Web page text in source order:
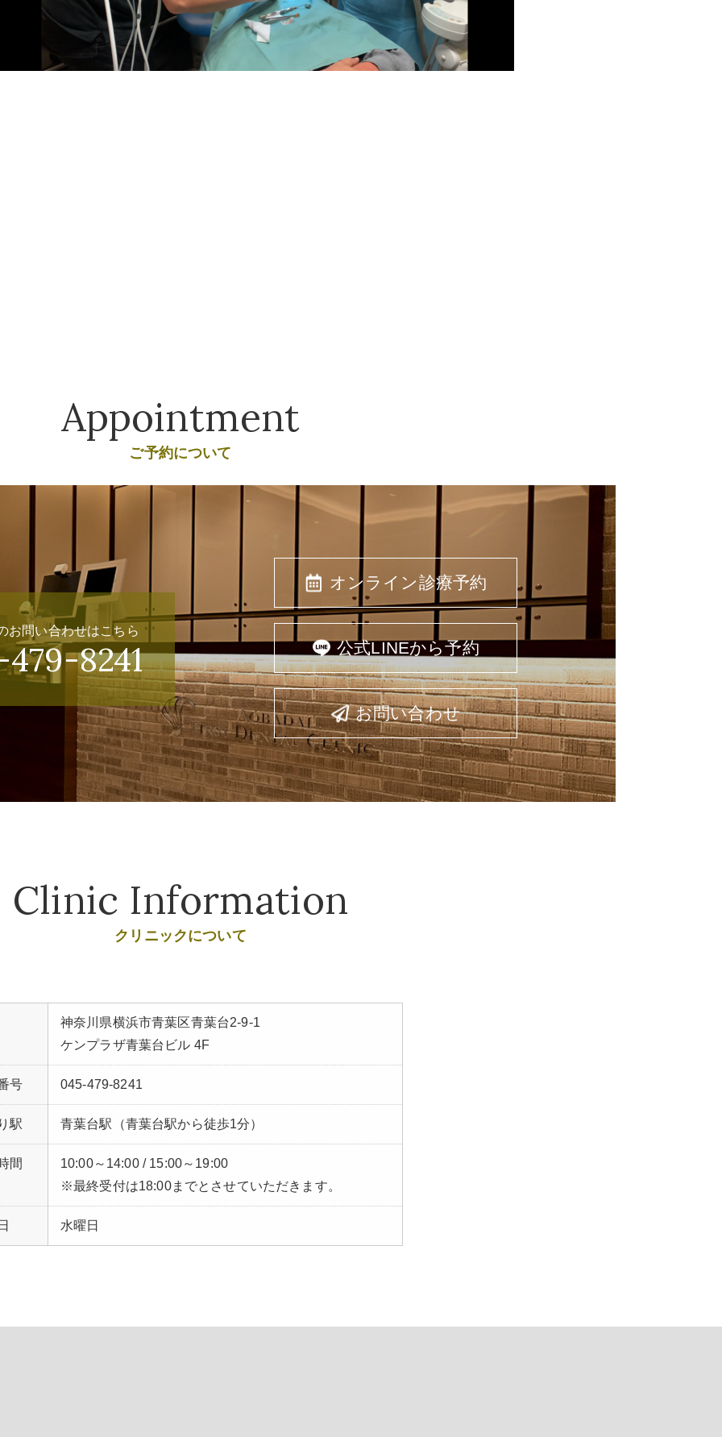
Appointment
ご予約について
お問い合わせはこちら
8241
オンライン診療予約
公式LINEから予約
お問い合わせ
Clinic Information
クリニックについて
神奈川県横浜市青葉区青葉台2-9-1
ケンプラザ青葉台ビル 4F
号 045-479-8241
駅 青葉台駅（青葉台駅から徒歩1分）
間
10:00～14:00 / 15:00～19:00
※最終受付は18:00までとさせていただきます。
水曜日